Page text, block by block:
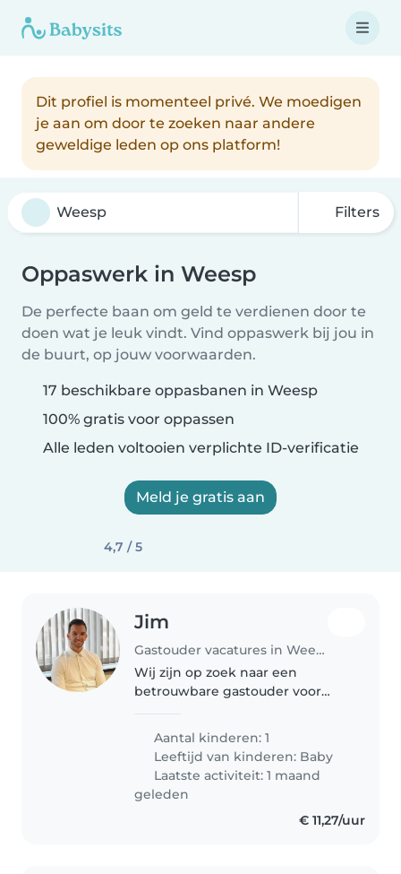
Dit profiel is momenteel privé. We moedigen
je aan om door te zoeken naar andere
geweldige leden op ons platform!
Filters
Oppaswerk in Weesp
De perfecte baan om geld te verdienen door te
doen wat je leuk vindt. Vind oppaswerk bij jou in
de buurt, op jouw voorwaarden.
17 beschikbare oppasbanen in Weesp
100% gratis voor oppassen
Alle leden voltooien verplichte ID-verificatie
Meld je gratis aan
4,7 / 5
Jim
Gastouder vacatures in Weesp
Wij zijn op zoek naar een
betrouwbare gastouder voor
liefhebbende baby. Onze
gastouder moet comfortabel zijn
met het verzorgen van een baby
en beschikbaar..
Aantal kinderen: 1
Leeftijd van kinderen: Baby
Laatste activiteit: 1 maand
geleden
€ 11,27/uur